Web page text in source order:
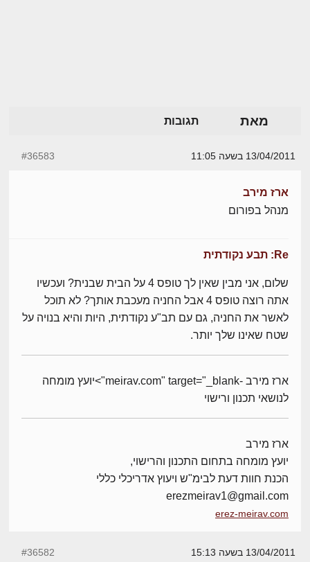
מאת תגובות
13/04/2011 בשעה 11:05 #36583
ארז מירב
מנהל בפורום
Re: תבע נקודתית
שלום, אני מבין שאין לך טופס 4 על הבית שבנית? ועכשיו
אתה רוצה טופס 4 אבל החניה מעכבת אותך? לא תוכל
לאשר את החניה, גם עם תב"ע נקודתית, היות והיא בנויה על
שטח שאינו שלך יותר.
ארז מירב -meirav.com" target="_blank">יועץ מומחה
לנושאי תכנון ורישוי
ארז מירב
יועץ מומחה בתחום התכנון והרישוי,
הכנת חוות דעת לבימ"ש ויעוץ אדריכלי כללי
erezmeirav1@gmail.com
erez-meirav.com
13/04/2011 בשעה 15:13 #36582